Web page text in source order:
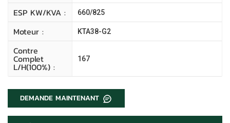
ESP KW/kVA : 660/825
Moteur : KTA38-G2
Contre
Complet
L/H(100%) :
167
DEMANDE MAINTENANT